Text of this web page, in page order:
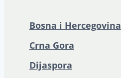
Bosna i Hercegovina
Crna Gora
Dijaspora